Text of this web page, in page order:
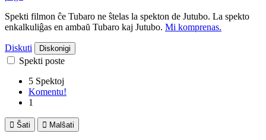
Spekti filmon ĉe Tubaro ne ŝtelas la spekton de Jutubo. La spekto
enkalkuliĝas en ambaŭ Tubaro kaj Jutubo. Mi komprenas.
Diskuti Diskonigi
Spekti poste
5 Spektoj
Komentu!
1
 Ŝati  Malŝati